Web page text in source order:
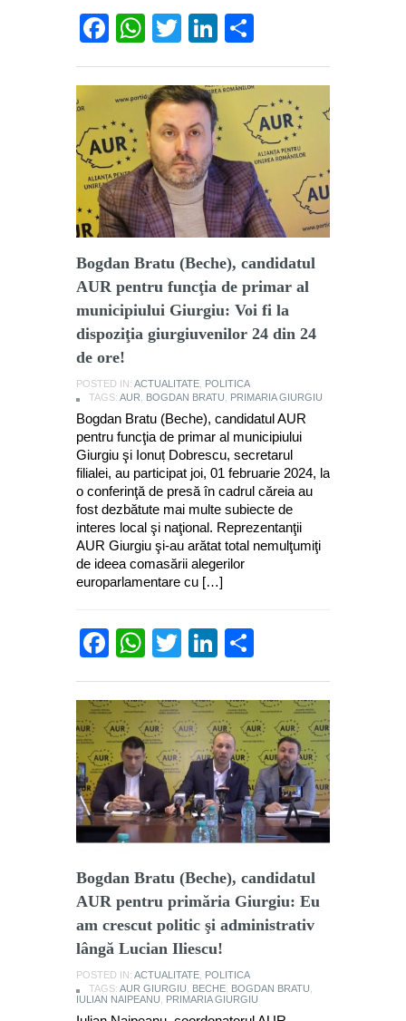
Facebook
WhatsApp
TwitterLinkedIn
Bogdan Bratu (Beche), candidatul
AUR pentru funcţia de primar al
municipiului Giurgiu: Voi fi la
dispoziţia giurgiuvenilor 24 din 24
de ore!
POSTED IN: ACTUALITATE POLITICA
TAGS: AUR BOGDAN BRATU PRIMARIA GIURGIU
Bogdan Bratu (Beche), candidatul AUR
pentru funcţia de primar al municipiului
Giurgiu şi Ionuț Dobrescu, secretarul
filialei, au participat joi, 01 februarie 2024, la
o conferinţă de presă în cadrul căreia au
fost dezbătute mai multe subiecte de
interes local şi naţional. Reprezentanţii
AUR Giurgiu şi-au arătat total nemulţumiţi
de ideea comasării alegerilor
europarlamentare cu […]
Facebook
WhatsApp
TwitterLinkedIn
Bogdan Bratu (Beche), candidatul
AUR pentru primăria Giurgiu: Eu
am crescut politic şi administrativ
lângă Lucian Iliescu!
POSTED IN: ACTUALITATE POLITICA
TAGS: AUR GIURGIU BECHE BOGDAN BRATU
IULIAN NAIPEANU
PRIMARIA GIURGIU